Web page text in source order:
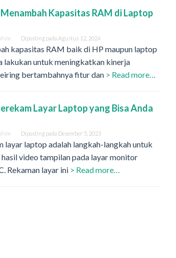
Kapasitas RAM di Laptop
Diposting pada Agustus 12, 2024
kapasitas RAM baik di HP maupun laptop
lakukan untuk meningkatkan kinerja
bertambahnya fitur dan > Read more…
Layar Laptop yang Bisa Anda
Diposting pada Desember 5, 2023
layar laptop adalah langkah-langkah untuk
video tampilan pada layar monitor
Rekaman layar ini > Read more…